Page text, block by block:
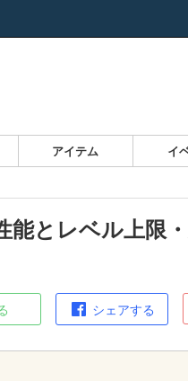
アイテム
イ
能とレベル上限
シェアする